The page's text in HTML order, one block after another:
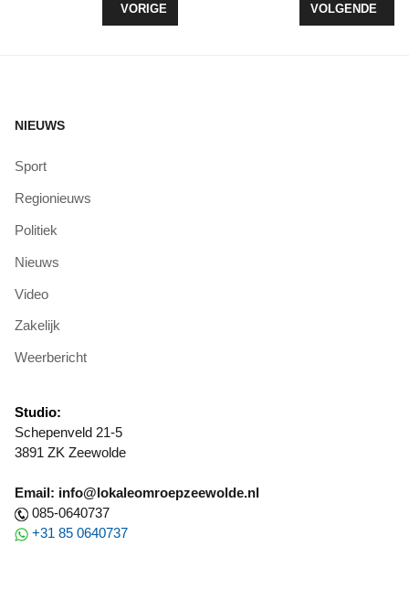
VORIG ARTIKEL: GOOISEWEG (N305) WEER OPEN
VORIGE VOLGENDE
VOLGENDE
NIEUWS
Sport
Regionieuws
Politiek
Nieuws
Video
Zakelijk
Weerbericht
Studio:
Schepenveld 21-5
3891 ZK Zeewolde
Email: info@lokaleomroepzeewolde.nl
085-0640737
+31 85 0640737